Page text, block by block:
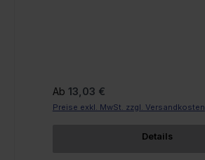
Regulärer Preis:
Ab 13,03 €
Preise exkl. MwSt. zzgl. Versandkosten
Details